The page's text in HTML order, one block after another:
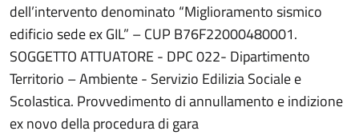
dell’intervento denominato “Miglioramento sismico
edificio sede ex GIL” – CUP B76F22000480001.
SOGGETTO ATTUATORE - DPC 022- Dipartimento
Territorio – Ambiente - Servizio Edilizia Sociale e
Scolastica. Provvedimento di annullamento e indizione
ex novo della procedura di gara